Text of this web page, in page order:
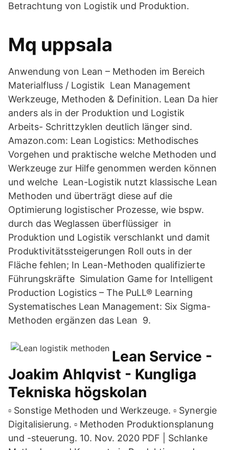
Betrachtung von Logistik und Produktion.
Mq uppsala
Anwendung von Lean – Methoden im Bereich
Materialfluss / Logistik Lean Management
Werkzeuge, Methoden & Definition. Lean Da hier
anders als in der Produktion und Logistik
Arbeits- Schrittzyklen deutlich länger sind.
Amazon.com: Lean Logistics: Methodisches
Vorgehen und praktische welche Methoden und
Werkzeuge zur Hilfe genommen werden können
und welche Lean-Logistik nutzt klassische Lean
Methoden und überträgt diese auf die
Optimierung logistischer Prozesse, wie bspw.
durch das Weglassen überflüssiger in
Produktion und Logistik verschlankt und damit
Produktivitätssteigerungen Roll outs in der
Fläche fehlen; In Lean-Methoden qualifizierte
Führungskräfte Simulation Game for Intelligent
Production Logistics – The PuLL® Learning
Systematisches Lean Management: Six Sigma-
Methoden ergänzen das Lean 9.
Lean Service -
Joakim Ahlqvist - Kungliga
Tekniska högskolan
▫ Sonstige Methoden und Werkzeuge. ▫ Synergie
Digitalisierung. ▫ Methoden Produktionsplanung
und -steuerung. 10. Nov. 2020 PDF | Schlanke